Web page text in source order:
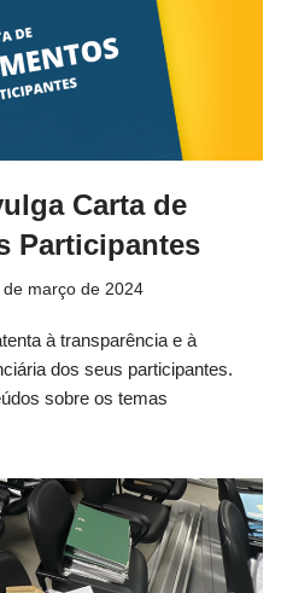
Carta de
Participantes
de março de 2024
à transparência e à
dos seus participantes.
sobre os temas